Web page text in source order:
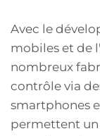
Avec le
mobiles et de
nombreux
contrôle via
smartphones
permettent